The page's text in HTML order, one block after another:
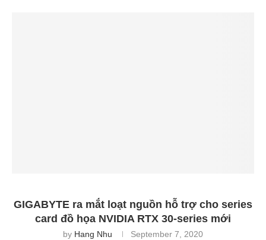
GIGABYTE ra mắt loạt nguồn hỗ trợ cho series
card đồ họa NVIDIA RTX 30-series mới
by Hang Nhu September 7, 2020